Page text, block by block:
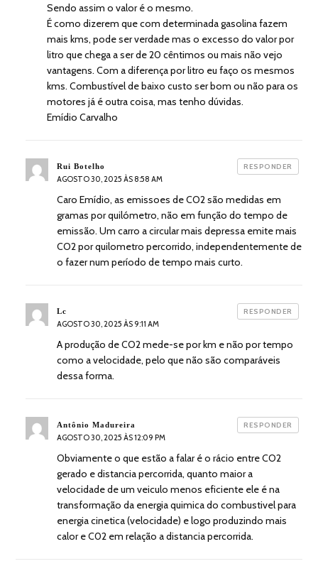
Sendo assim o valor é o mesmo.
É como dizerem que com determinada gasolina fazem
mais kms, pode ser verdade mas o excesso do valor por
litro que chega a ser de 20 cêntimos ou mais não vejo
vantagens. Com a diferença por litro eu faço os mesmos
kms. Combustível de baixo custo ser bom ou não para os
motores já é outra coisa, mas tenho dúvidas.
Emídio Carvalho
Rui Botelho
AGOSTO 30, 2025 ÀS 8:58 AM
Caro Emídio, as emissoes de CO2 são medidas em
gramas por quilómetro, não em função do tempo de
emissão. Um carro a circular mais depressa emite mais
CO2 por quilometro percorrido, independentemente de
o fazer num período de tempo mais curto.
RESPONDER
Lc
AGOSTO 30, 2025 ÀS 9:11 AM
A produção de CO2 mede-se por km e não por tempo
como a velocidade, pelo que não são comparáveis
dessa forma.
RESPONDER
Antônio Madureira
AGOSTO 30, 2025 ÀS 12:09 PM
Obviamente o que estão a falar é o rácio entre CO2
gerado e distancia percorrida, quanto maior a
velocidade de um veiculo menos eficiente ele é na
transformação da energia quimica do combustivel para
energia cinetica (velocidade) e logo produzindo mais
calor e C02 em relação a distancia percorrida.
RESPONDER